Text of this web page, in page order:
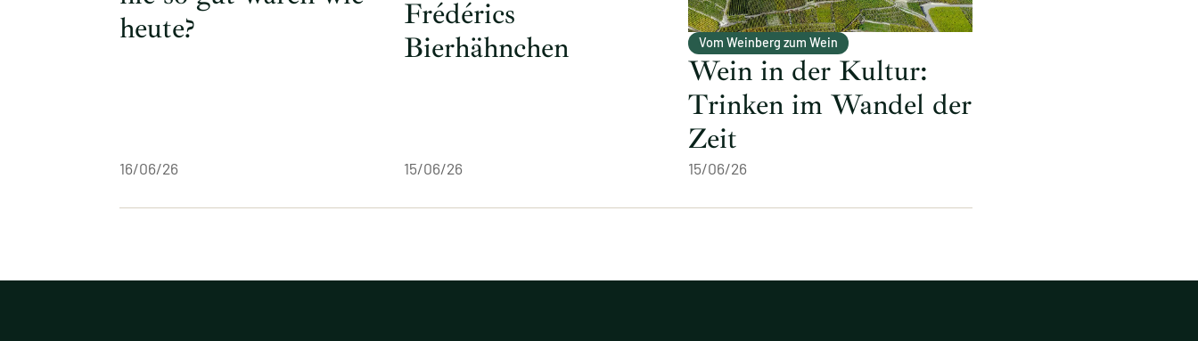
heute?
16/06/26
Frédérics
Bierhähnchen
15/06/26
Vom Weinberg zum Wein
Wein in der Kultur:
Trinken im Wandel der
Zeit
15/06/26